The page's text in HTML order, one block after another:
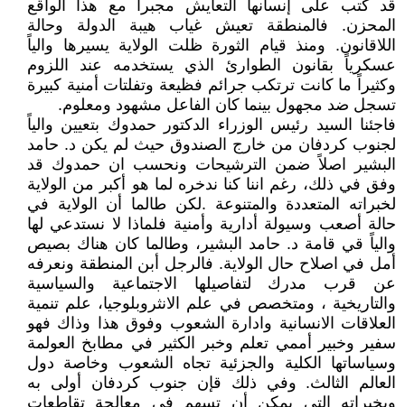
قد كتب على إنسانها التعايش مجبراً مع هذا الواقع
المحزن. فالمنطقة تعيش غياب هيبة الدولة وحالة
اللاقانون. ومنذ قيام الثورة ظلت الولاية يسيرها والياً
عسكرياً بقانون الطوارئ الذي يستخدمه عند اللزوم
وكثيراً ما كانت ترتكب جرائم فظيعة وتفلتات أمنية كبيرة
تسجل ضد مجهول بينما كان الفاعل مشهود ومعلوم.
فاجئنا السيد رئيس الوزراء الدكتور حمدوك بتعيين والياً
لجنوب كردفان من خارج الصندوق حيث لم يكن د. حامد
البشير اصلاً ضمن الترشيحات ونحسب ان حمدوك قد
وفق في ذلك، رغم اننا كنا ندخره لما هو أكبر من الولاية
لخبراته المتعددة والمتنوعة .لكن طالما أن الولاية في
حالة أصعب وسيولة أدارية وأمنية فلماذا لا نستدعي لها
والياً قي قامة د. حامد البشير، وطالما كان هناك بصيص
أمل في اصلاح حال الولاية. فالرجل أبن المنطقة ونعرفه
عن قرب مدرك لتفاصيلها الاجتماعية والسياسية
والتاريخية ، ومتخصص في علم الانثروبلوجيا، علم تنمية
العلاقات الانسانية وادارة الشعوب وفوق هذا وذاك فهو
سفير وخبير أممي تعلم وخبر الكثير في مطابخ العولمة
وسياساتها الكلية والجزئية تجاه الشعوب وخاصة دول
العالم الثالث. وفي ذلك قإن جنوب كردفان أولى به
وبخبراته التي يمكن أن تسهم في معالجة تقاطعات